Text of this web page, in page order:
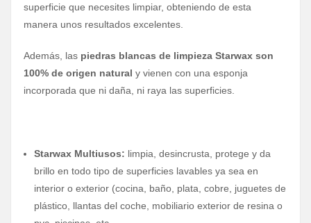
superficie que necesites limpiar, obteniendo de esta
manera unos resultados excelentes.
Además, las piedras blancas de limpieza Starwax son
100% de origen natural y vienen con una esponja
incorporada que ni daña, ni raya las superficies.
Starwax Multiusos: limpia, desincrusta, protege y da
brillo en todo tipo de superficies lavables ya sea en
interior o exterior (cocina, baño, plata, cobre, juguetes de
plástico, llantas del coche, mobiliario exterior de resina o